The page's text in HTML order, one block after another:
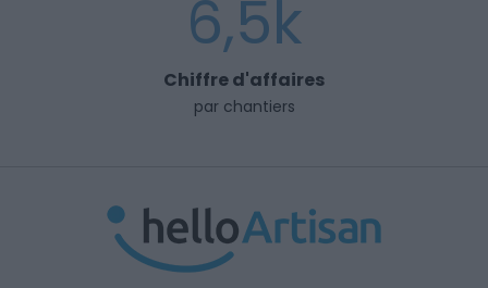
6,5k
Chiffre d'affaires
par chantiers